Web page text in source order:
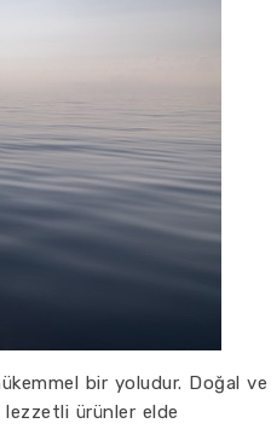
bir yoludur. Doğal ve
ürünler elde